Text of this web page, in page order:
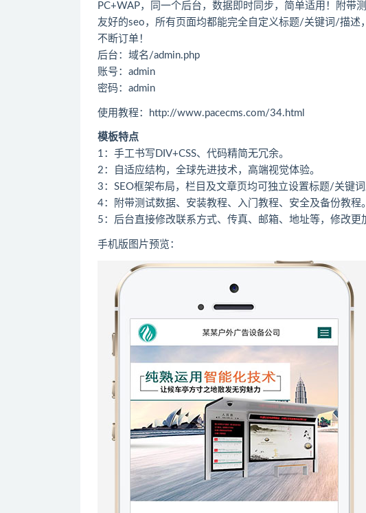
PC+WAP，同一个后台，数据即时同步，简单适用！附带测
友好的seo，所有页面均都能完全自定义标题/关键词/描述
不断订单！
后台：域名/admin.php
账号：admin
密码：admin
使用教程：http://www.pacecms.com/34.html
模板特点
1：手工书写DIV+CSS、代码精简无冗余。
2：自适应结构，全球先进技术，高端视觉体验。
3：SEO框架布局，栏目及文章页均可独立设置标题/关键词
4：附带测试数据、安装教程、入门教程、安全及备份教程。
5：后台直接修改联系方式、传真、邮箱、地址等，修改更
手机版图片预览：